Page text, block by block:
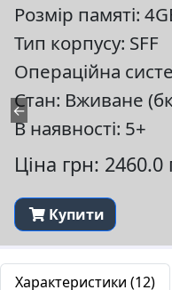
←
Розмір памяті:
Тип корпусу: SFF
Операційна
Стан: Вживане
В наявності: 5+
Ціна грн: 2460.0
Купити
Характеристики (12)